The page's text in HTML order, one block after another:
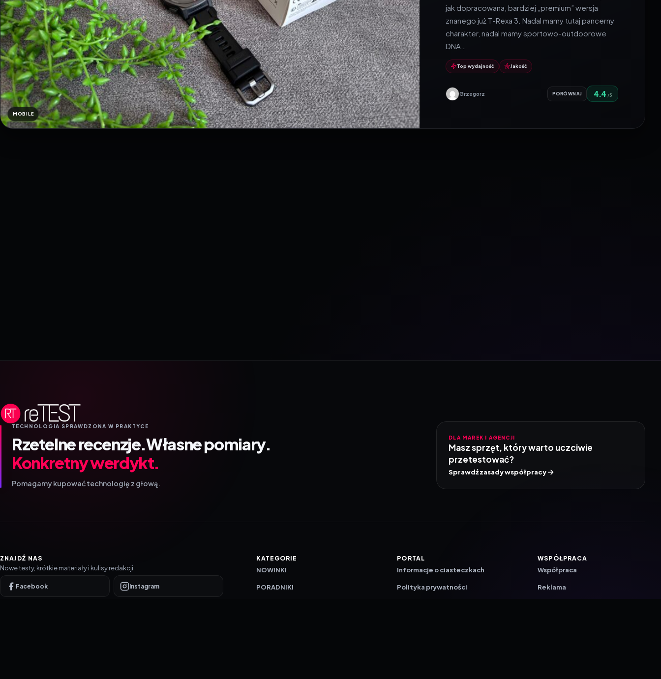
MOBILE
jak dopracowana, bardziej „premium” wersja
znanego już T-Rexa 3. Nadal mamy tutaj pancerny
charakter, nadal mamy sportowo-outdoorowe
DNA…
Top wydajność Jakość
Grzegorz PORÓWNAJ 4.4 /5
TECHNOLOGIA SPRAWDZONA W PRAKTYCE
Rzetelne recenzje.Własne pomiary.
Konkretny werdykt.
Pomagamy kupować technologię z głową.
DLA MAREK I AGENCJI
Masz sprzęt, który warto uczciwie
przetestować?
Sprawdź zasady współpracy
ZNAJDŹ NAS
Nowe testy, krótkie materiały i kulisy redakcji.
Facebook Instagram
KATEGORIE
NOWINKI
PORADNIKI
PORTAL
Informacje o ciasteczkach
Polityka prywatności
WSPÓŁPRACA
Współpraca
Reklama